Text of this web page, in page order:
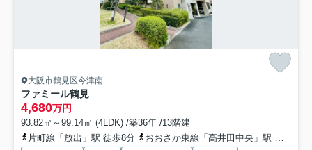
大阪市鶴見区今津南
ファミール鶴見
4,680万円
93.82㎡～99.14㎡ (4LDK) /築36年 /13階建
片町線「放出」駅 徒歩8分
おおさか東線「高井田中央」駅 徒歩19分